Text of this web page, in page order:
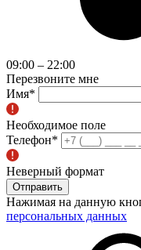
09:00 – 22:00
Перезвоните мне
Имя*
Необходимое поле
Телефон*
Неверный формат
Отправить
Нажимая на данную
персональных данных